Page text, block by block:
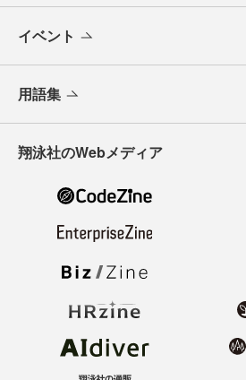
イベント
用語集
翔泳社のWebメディア